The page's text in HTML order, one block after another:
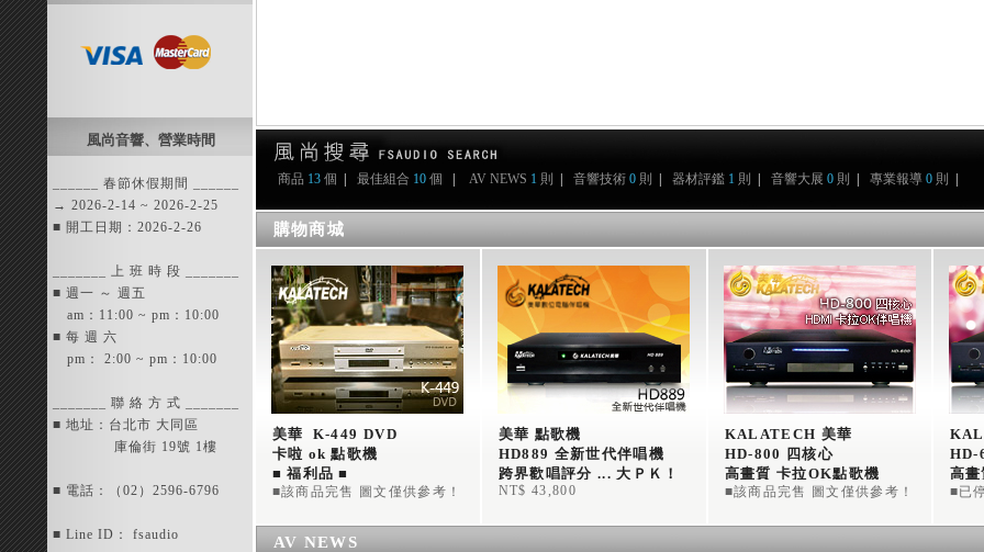
風尚音響、營業時間
______ 春節休假期間 ______
→ 2026-2-14 ~ 2026-2-25
■ 開工日期：2026-2-26
_______ 上 班 時 段 _______
■ 週一 ～ 週五
am：11:00 ~ pm：10:00
■ 每 週 六
pm： 2:00 ~ pm：10:00
_______ 聯 絡 方 式 _______
■ 地址：台北市 大同區
庫倫街 19號 1樓
■ 電話：（02）2596-6796
■ Line ID： fsaudio
商品 13 個 最佳組合 10 個 AV NEWS 1 則 音響技術 0 則 器材評鑑 1 則 音響大展 0 則 專業報導 0 則
購物商城
美華  K-449 DVD
卡啦 ok 點歌機
■ 福利品 ■
＊維修專用機：無法啟動，
整！
■該商品完售 圖文僅供參考！
美華 點歌機
HD889 全新世代伴唱機
跨界歡唱評分 ... 大ＰＫ！
NT$ 43,800
KALATECH 美華
HD-800 四核心
高畫質 卡拉OK點歌機
■該商品完售 圖文僅供參考！
HD-
高
■已
AV NEWS